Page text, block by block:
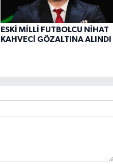
ESKİ MİLLİ FUTBOLCU NİHAT
KAHVECİ GÖZALTINA ALINDI